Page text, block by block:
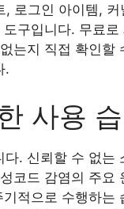
로그인 아이템,
구입니다. 무료
는지 직접 확인
.
사용
. 신뢰할 수 없는
코드 감염의 주요
적으로 수행하는